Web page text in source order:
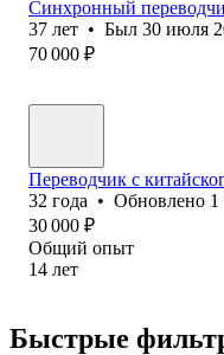
Синхронный
37 лет • Был 30 июля
70 000 ₽
Переводчик с
32 года • Обновлено 1
30 000 ₽
Общий опыт
14 лет
Быстрые